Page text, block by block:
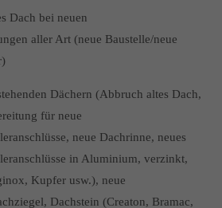
Dach bei neuen
aller Art (neue Baustelle/neue
Dächern (Abbruch altes Dach,
für neue
neue Dachrinne, neues
in Aluminium, verzinkt,
Kupfer usw.), neue
Dachstein (Creaton, Bramac,